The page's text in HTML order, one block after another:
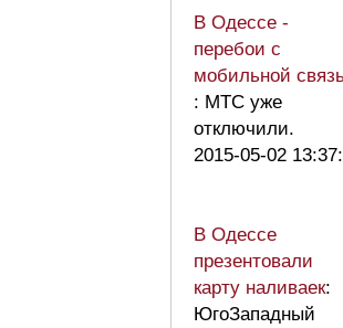
В Одессе -
перебои с
мобильной
: МТС уже
отключили.
2015-05-02
В Одессе
презентовали
карту наливаек:
ЮгоЗападный